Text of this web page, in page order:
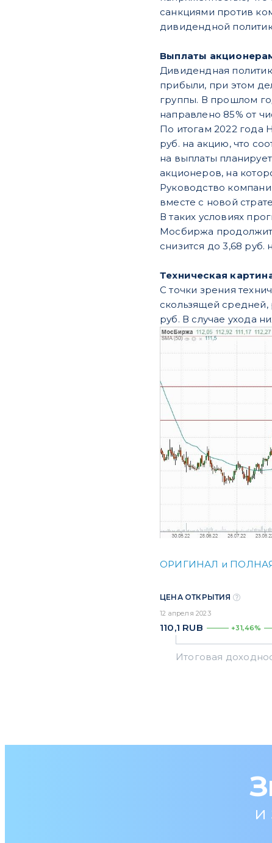
санкциями против
дивидендной
Выплаты
Дивидендная
прибыли, при этом
группы. В прошлом
направлено 85% от
По итогам 2022 года
руб. на акцию, что
на выплаты
акционеров, на
Руководство
вместе с новой
В таких условиях
Мосбиржа продолжит
снизится до 3,68 руб.
Техническая
С точки зрения
скользящей
руб. В случае ухода
ОРИГИНАЛ и
ЦЕНА ОТКРЫТИЯ
12 апреля 2023
110,1 RUB +31,46%
и